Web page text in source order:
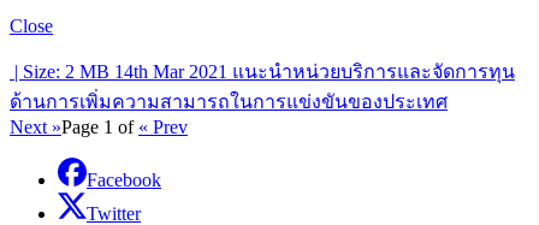
Close
| Size: 2 MB 14th Mar 2021 แนะนำหน่วยบริการและจัดการทุน
ด้านการเพิ่มความสามารถในการแข่งขันของประเทศ
Next »Page 1 of « Prev
Facebook
Twitter